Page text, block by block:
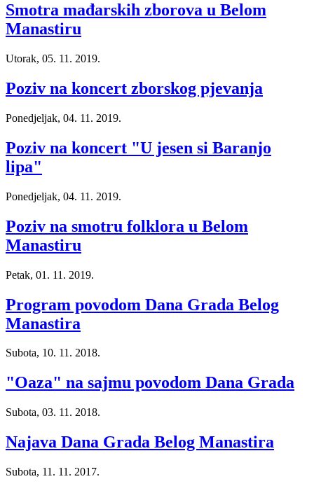
Smotra mađarskih zborova u Belom
Manastiru
Utorak, 05. 11. 2019.
Poziv na koncert zborskog pjevanja
Ponedjeljak, 04. 11. 2019.
Poziv na koncert "U jesen si Baranjo
lipa"
Ponedjeljak, 04. 11. 2019.
Poziv na smotru folklora u Belom
Manastiru
Petak, 01. 11. 2019.
Program povodom Dana Grada Belog
Manastira
Subota, 10. 11. 2018.
"Oaza" na sajmu povodom Dana Grada
Subota, 03. 11. 2018.
Najava Dana Grada Belog Manastira
Subota, 11. 11. 2017.